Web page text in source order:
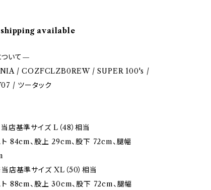
available
いて—
/ COZFCLZB0REW / SUPER 100's /
/ ツータック
店基準サイズ L（48）相当
ト 84cm、股上 29cm、股下 72cm、腿幅
店基準サイズ XL（50）相当
ト 88cm、股上 30cm、股下 72cm、腿幅